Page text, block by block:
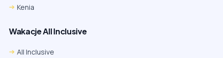
Kenia
Wakacje All Inclusive
All Inclusive